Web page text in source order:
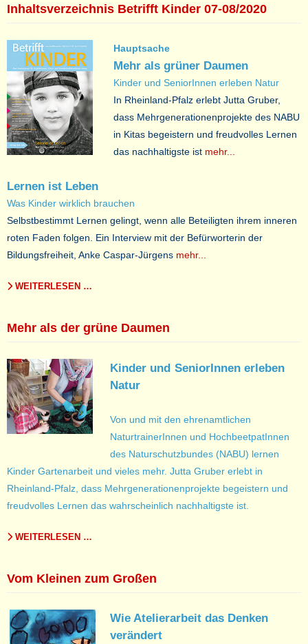
Inhaltsverzeichnis Betrifft Kinder 07-08/2020
Hauptsache
Mehr als grüner Daumen
Kinder und SeniorInnen erleben Natur
In Rheinland-Pfalz erlebt Jutta Gruber,
dass Mehrgenerationenprojekte des NABU
in Kitas begeistern und freudvolles Lernen
das nachhaltigste ist mehr...
Lernen ist Leben
Was Kinder wirklich brauchen
Selbstbestimmt Lernen gelingt, wenn alle Beteiligten ihrem inneren
roten Faden folgen. Ein Interview mit der Befürworterin der
Bildungsfreiheit, Anke Caspar-Jürgens mehr...
WEITERLESEN …
Mehr als der grüne Daumen
Kinder und SeniorInnen erleben
Natur
Von und mit den ehrenamtlichen
NaturtrainerInnen und HochbeetpatInnen
des Naturschutzbundes (NABU) lernen
Kinder Gartenarbeit und vieles mehr. Jutta Gruber erlebt in
Rheinland-Pfalz, dass Mehrgenerationenprojekte begeistern und
freudvolles Lernen das wahrscheinlich nachhaltigste ist.
WEITERLESEN …
Vom Kleinen zum Großen
Wie Atelierarbeit das Denken
verändert